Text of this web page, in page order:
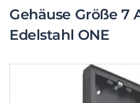
Gehäuse Größe 7
Edelstahl ONE